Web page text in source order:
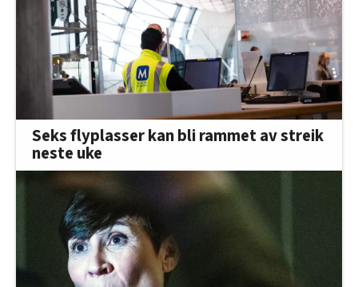
Seks flyplasser kan bli rammet av streik
neste uke